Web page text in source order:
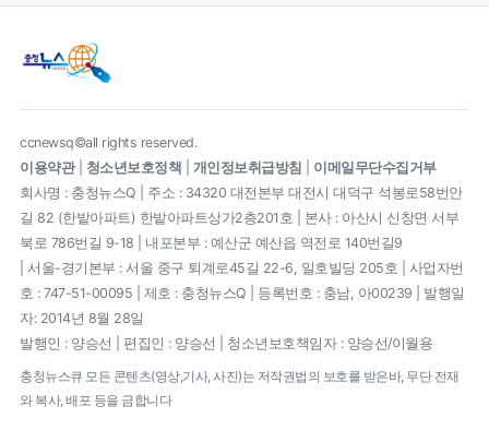
ccnewsq©all rights reserved.
이용약관| 청소년보호정책 개인정보취급방침
이메일무단수집거부
회사명 : 충청뉴스Q | 주소 : 34320 대전본부 대전시 대덕구 석봉로58번안
길 82 (한밭아파트) 한밭아파트상가2층201호 | 본사 : 아산시 신창면 서부
북로 786번길 9-18 | 내포본부 : 예산군 예산읍 역전로 140번길9
| 서울-경기본부 : 서울 중구 퇴계로45길 22-6, 일호빌딩 205호 | 사업자번
호 : 747-51-00095 | 제호 : 충청뉴스Q | 등록번호 : 충남, 아00239 | 발행일
자: 2014년 8월 28일
발행인 : 양승선 | 편집인 : 양승선 | 청소년보호책임자 : 양승선/이월용
충청뉴스큐 모든 콘텐츠(영상,기사, 사진)는 저작권법의 보호를 받은바, 무단 전재
와 복사, 배포 등을 금합니다